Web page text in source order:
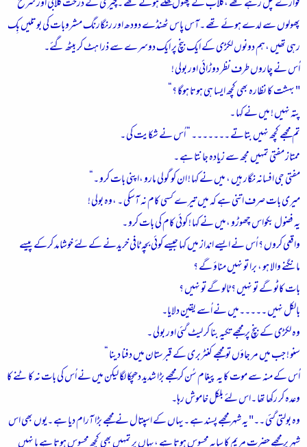
فوارے چل رہے تھے ،گلاب کے پھول کِھلے ہوئے تھے ۔چیری کے درخت گلابی اور سرخ
پھولوں سے لدے ہوئے تھے ۔آس پاس ٹھنڈے دودھ اور رنگارنگ مشروبات کی بوتلیں بِک
رہی تھیں ،ہم دونوں لکڑی کے ایک بنچ پر ایک دوسرے سے ذرا ہٹ کر بیٹھ گئے۔
اُس نے چاروں طرف نظر دوڑائی اور بولی !
" بہشت کا نظارہ بھی کچھ ایسا ہی ہوتا ہوگا ؟“
پتہ نہیں ! میں نے کہا ۔
تم مجھے کچھ نہیں بتاتے ۔۔۔۔۔۔۔ “ اُس نے شکایت کی ۔
ممتاز مفتی تمہیں مجھ سے زیادہ جانتا ہے ۔
مفتی جی افسانہ نگار ہیں ، میں نے کہا ! ان کو گولی مارو ،اپنی بات کرو ۔“
میری بات صرف اتنی ہے کہ میں تیرے کسی کام نہ آسکی ۔ ،وہ بولی !
یہ فضول بکواس چھوڑو ،میں نے کہا ! کوئی کام کی بات کرو ۔
واقعی کروں ؟ اُس نے ایسے انداز میں کہا جیسے کوئی بچہ ٹافی خریدنے کے لئے خوشامد کرکے پیسے
مانگنے والا ہو ، برا تو نہیں مناؤ گے ؟
بات کاٹو گے تو نہیں ؟ ٹالو گے تو نہیں ؟
بالکل نہیں ۔۔۔۔۔میں نے اُسے یقین دلایا۔
وہ لکڑی کے بنچ پر مجھے تکیہ بنا کر لیٹ گئی اور بولی ۔
سنو ! جب میں مر جاؤں تو مجھے کنٹربری کے قبرستان میں دفنا دینا “
اُس کے منہ سے موت کا یہ پیغام سُن کر مجھے بڑا شدید دھچکا لگا لیکن میں نے اُس کی بات نہ کاٹنے کا
وعدہ کر رکھا تھا ۔اس لئے بلکل خاموش رہا۔
وہ بولتی گئی ۔۔" یہ شہر مجھے پسند ہے ۔یہاں کے اسپتال نے مجھے بڑا آرام دیا ہے ۔یوں بھی اس